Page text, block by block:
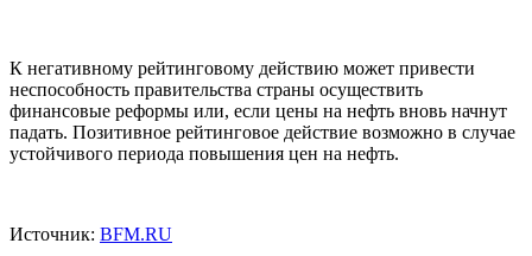
К негативному рейтинговому действию может привести
неспособность правительства страны осуществить
финансовые реформы или, если цены на нефть вновь начнут
падать. Позитивное рейтинговое действие возможно в случае
устойчивого периода повышения цен на нефть.
Источник: BFM.RU